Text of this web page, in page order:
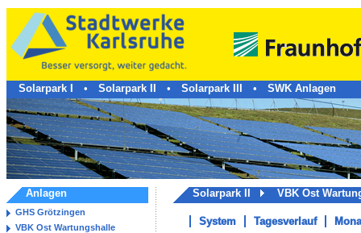
Solarpark I • Solarpark II • Solarpark III • SWK Anlagen
Anlagen
GHS Grötzingen
VBK Ost Wartungshalle
Solarpark II VBK Ost
System Tagesverlauf